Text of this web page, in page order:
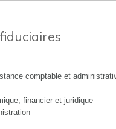
comptable et
financier et juridique